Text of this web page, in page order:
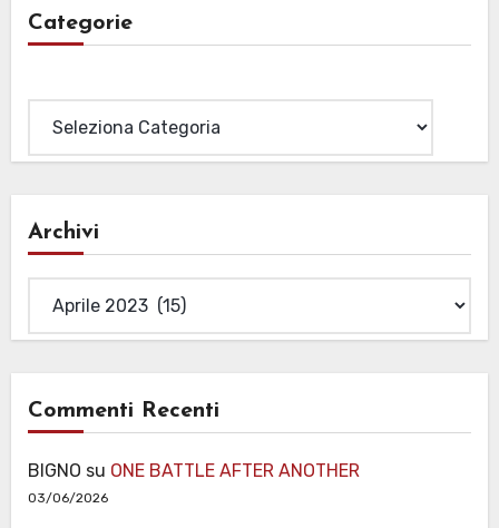
Categorie
Archivi
Commenti Recenti
BIGNO su ONE BATTLE AFTER ANOTHER
03/06/2026